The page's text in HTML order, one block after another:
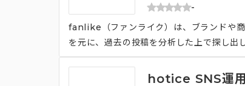
-
fanlike（ファンライク）は、ブランドや
を元に、過去の投稿を分析した上で探し
す。
hotice SNS運